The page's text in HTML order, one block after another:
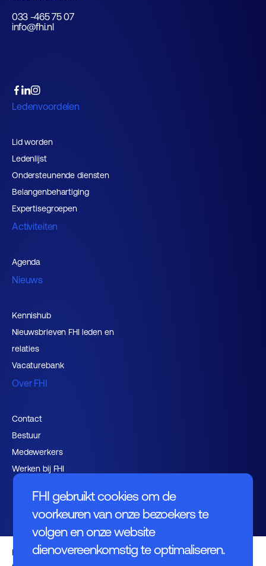
FHI gebruikt cookies om de
voorkeuren van onze bezoekers te
volgen en onze website
dienovereenkomstig te optimaliseren.
033 -465 75 07
info@fhi.nl
Ledenvoordelen
Lid worden
Ledenlijst
Ondersteunende diensten
Belangenbehartiging
Expertisegroepen
Activiteiten
Agenda
Nieuws
Kennishub
Nieuwsbrieven FHI leden en
relaties
Vacaturebank
Over FHI
Contact
Bestuur
Medewerkers
Werken bij FHI
Privacybeleid
Algemene voorwaarden